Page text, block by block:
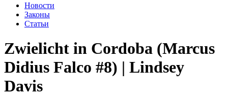
Новости
Законы
Статьи
Zwielicht in Cordoba (Marcus
Didius Falco #8) | Lindsey
Davis